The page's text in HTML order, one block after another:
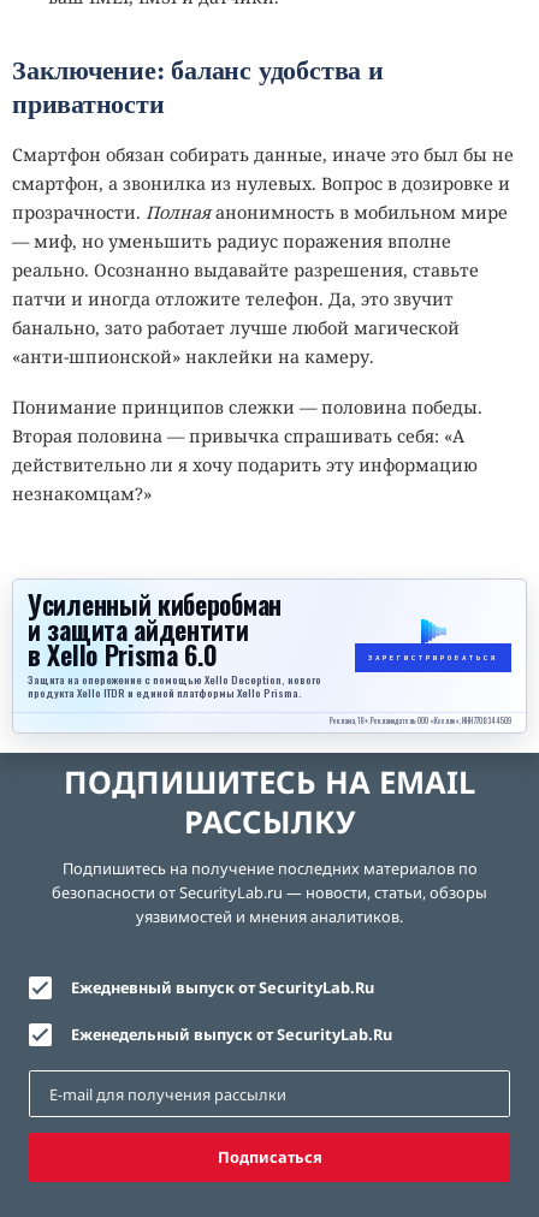
Заключение: баланс удобства и
приватности
Смартфон обязан собирать данные, иначе это был бы не
смартфон, а звонилка из нулевых. Вопрос в дозировке и
прозрачности. Полнаяанонимность в мобильном мире
— миф, но уменьшить радиус поражения вполне
реально. Осознанно выдавайте разрешения, ставьте
патчи и иногда отложите телефон. Да, это звучит
банально, зато работает лучше любой магической
«анти‑шпионской» наклейки на камеру.
Понимание принципов слежки — половина победы.
Вторая половина — привычка спрашивать себя: «А
действительно ли я хочу подарить эту информацию
незнакомцам?»
Усиленный киберобман
и защита айдентити
в Xello Prisma 6.0
Защита на опережение с помощью Xello Deception, нового
продукта Xello ITDR и единой платформы Xello Prisma.
ЗАРЕГИСТРИРОВАТЬСЯ
Реклама, 18+. Рекламодатель ООО «Кселло», ИНН 7708344509
ПОДПИШИТЕСЬ НА EMAIL
РАССЫЛКУ
Подпишитесь на получение последних материалов по
безопасности от SecurityLab.ru — новости, статьи, обзоры
уязвимостей и мнения аналитиков.
Ежедневный выпуск от SecurityLab.Ru
Еженедельный выпуск от SecurityLab.Ru
Подписаться